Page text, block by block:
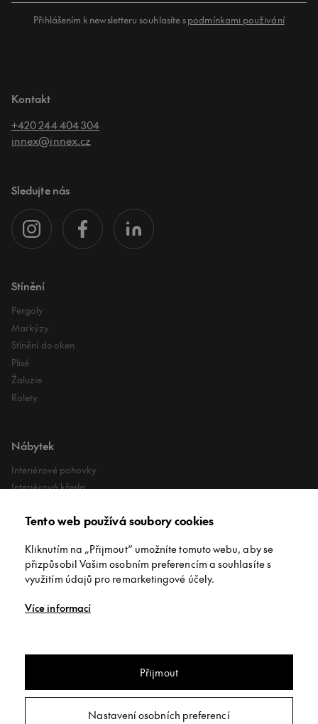
Přihlášením k newsletteru souhlasíte spodmínkami použivání
Kontakt
+420 244 404 304
innex@innex.cz
Sledujte nás
Stínění
Pergoly
Markýzy
Stínění do oken
Plisé
Žaluzie
Rolety
Nábytek
Interiérové pohovky
Interiérová křesla
Lehátka
Exteriérové pufy
O společnosti
Copyright © INNEX All rights reserved/Privacy policy/Obchodní
Nastavení soukromí
Tento web používá soubory cookies
Kliknutím na „Přijmout“ umožníte tomuto webu, aby se
přizpůsobil Vašim osobním preferencím a souhlasíte s
využitím údajů pro remarketingové účely.
Více informací
Přijmout
Nastavení osobních preferencí